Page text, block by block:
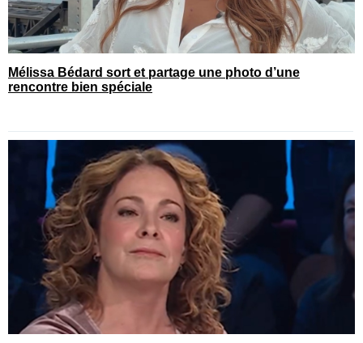
Mélissa Bédard sort et partage une photo d’une
rencontre bien spéciale